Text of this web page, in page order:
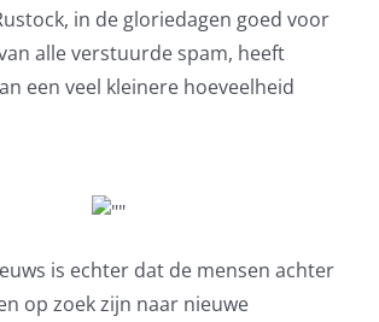
Contractin de gloriedagen goed voor
alle verstuurde spam, heeft
een veel kleinere hoeveelheid
is echter dat de mensen achter
op zoek zijn naar nieuwe